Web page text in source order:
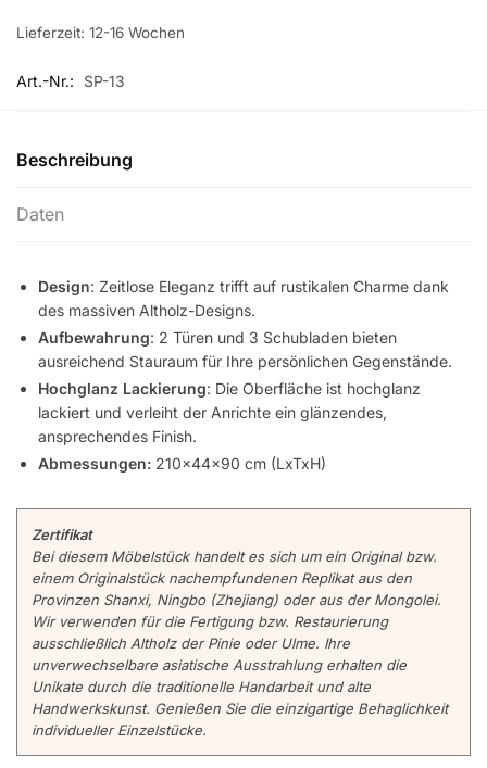
Lieferzeit: 12-16 Wochen
Art.-Nr.: SP-13
Beschreibung
Daten
Design: Zeitlose Eleganz trifft auf rustikalen Charme dank
des massiven Altholz-Designs.
Aufbewahrung: 2 Türen und 3 Schubladen bieten
ausreichend Stauraum für Ihre persönlichen Gegenstände.
Hochglanz Lackierung: Die Oberfläche ist hochglanz
lackiert und verleiht der Anrichte ein glänzendes,
ansprechendes Finish.
Abmessungen: 210x44x90 cm (LxTxH)
Zertifikat
Bei diesem Möbelstück handelt es sich um ein Original bzw.
einem Originalstück nachempfundenen Replikat aus den
Provinzen Shanxi, Ningbo (Zhejiang) oder aus der Mongolei.
Wir verwenden für die Fertigung bzw. Restaurierung
ausschließlich Altholz der Pinie oder Ulme. Ihre
unverwechselbare asiatische Ausstrahlung erhalten die
Unikate durch die traditionelle Handarbeit und alte
Handwerkskunst. Genießen Sie die einzigartige Behaglichkeit
individueller Einzelstücke.